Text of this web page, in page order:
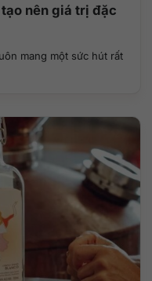
nên giá trị đặc
mang một sức hút rất